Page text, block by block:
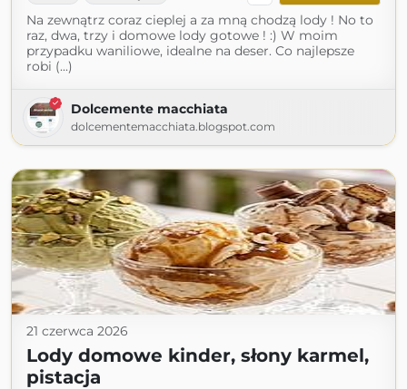
Na zewnątrz coraz cieplej a za mną chodzą lody ! No to
raz, dwa, trzy i domowe lody gotowe ! :) W moim
przypadku waniliowe, idealne na deser. Co najlepsze
robi (...)
Dolcemente macchiata
dolcementemacchiata.blogspot.com
21 czerwca 2026
Lody domowe kinder, słony karmel,
pistacja